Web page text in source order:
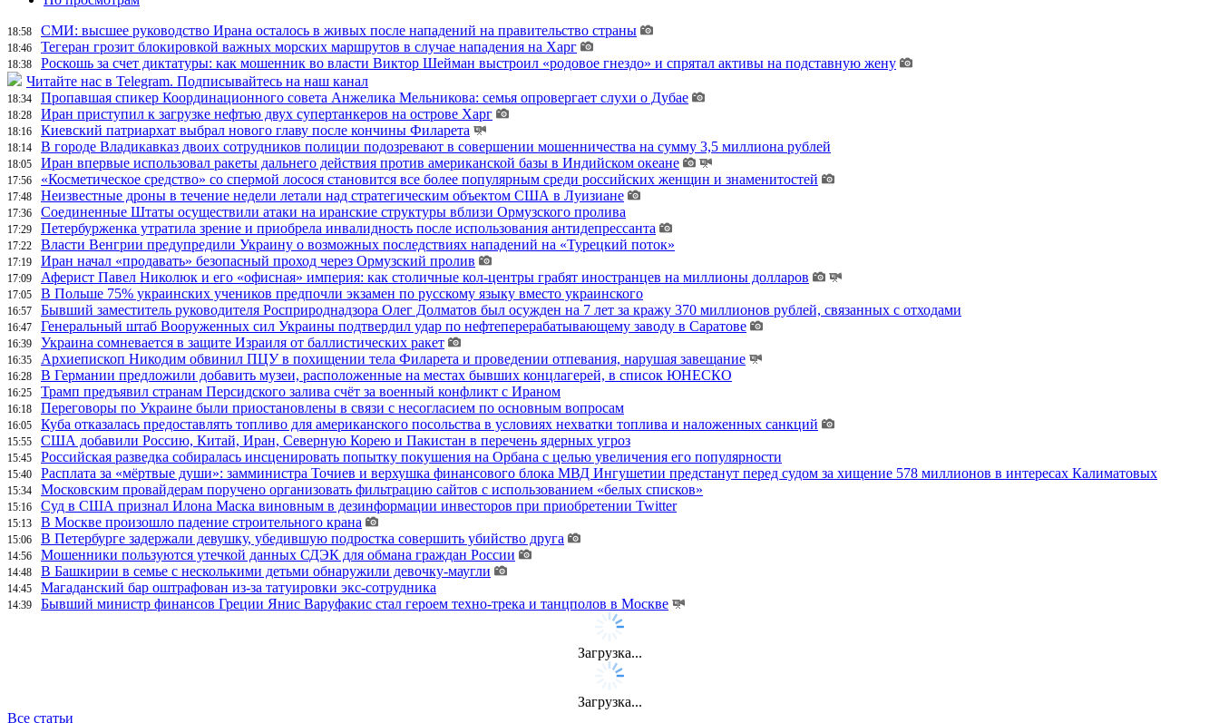
18:58 СМИ: высшее руководство Ирана осталось в живых после нападений на правительство страны
18:46 Тегеран грозит блокировкой важных морских маршрутов в случае нападения на Харг
18:38
Роскошь за счет диктатуры: как мошенник во власти Виктор Шейман выстроил «родовое гнездо» и спрятал активы на подставную жену
Читайте нас в Telegram. Подписывайтесь на наш канал
18:34 Пропавшая спикер Координационного совета Анжелика Мельникова: семья опровергает слухи о Дубае
18:28 Иран приступил к загрузке нефтью двух супертанкеров на острове Харг
18:16 Киевский патриархат выбрал нового главу после кончины Филарета
18:14 В городе Владикавказ двоих сотрудников полиции подозревают в совершении мошенничества на сумму 3,5 миллиона рублей
18:05 Иран впервые использовал ракеты дальнего действия против американской базы в Индийском океане
17:56 «Косметическое средство» со спермой лосося становится все более популярным среди российских женщин и знаменитостей
17:48 Неизвестные дроны в течение недели летали над стратегическим объектом США в Луизиане
17:36 Соединенные Штаты осуществили атаки на иранские структуры вблизи Ормузского пролива
17:29 Петербурженка утратила зрение и приобрела инвалидность после использования антидепрессанта
17:22 Власти Венгрии предупредили Украину о возможных последствиях нападений на «Турецкий поток»
17:19 Иран начал «продавать» безопасный проход через Ормузский пролив
17:09 Аферист Павел Николюк и его «офисная» империя: как столичные кол-центры грабят иностранцев на миллионы долларов
17:05 В Польше 75% украинских учеников предпочли экзамен по русскому языку вместо украинского
16:57 Бывший заместитель руководителя Росприроднадзора Олег Долматов был осужден на 7 лет за кражу 370 миллионов рублей, связанных с отходами
16:47 Генеральный штаб Вооруженных сил Украины подтвердил удар по нефтеперерабатывающему заводу в Саратове
16:39 Украина сомневается в защите Израиля от баллистических ракет
16:35 Архиепископ Никодим обвинил ПЦУ в похищении тела Филарета и проведении отпевания, нарушая завещание
16:28 В Германии предложили добавить музеи, расположенные на местах бывших концлагерей, в список ЮНЕСКО
16:25 Трамп предъявил странам Персидского залива счёт за военный конфликт с Ираном
16:18 Переговоры по Украине были приостановлены в связи с несогласием по основным вопросам
16:05 Куба отказалась предоставлять топливо для американского посольства в условиях нехватки топлива и наложенных санкций
15:55 США добавили Россию, Китай, Иран, Северную Корею и Пакистан в перечень ядерных угроз
15:45 Российская разведка собиралась инсценировать попытку покушения на Орбана с целью увеличения его популярности
15:40 Расплата за «мёртвые души»: замминистра Точиев и верхушка финансового блока МВД Ингушетии предстанут перед судом за хищение 578 миллионов в интересах Калиматовых
15:34 Московским провайдерам поручено организовать фильтрацию сайтов с использованием «белых списков»
15:16 Суд в США признал Илона Маска виновным в дезинформации инвесторов при приобретении Twitter
15:13 В Москве произошло падение строительного крана
15:06 В Петербурге задержали девушку, убедившую подростка совершить убийство друга
14:56 Мошенники пользуются утечкой данных СДЭК для обмана граждан России
14:48 В Башкирии в семье с несколькими детьми обнаружили девочку-маугли
14:45 Магаданский бар оштрафован из-за татуировки экс-сотрудника
14:39 Бывший министр финансов Греции Янис Варуфакис стал героем техно-трека и танцполов в Москве
Загрузка...
Загрузка...
Все статьи